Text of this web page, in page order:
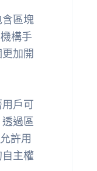
區塊
構手
加開
戶可
過區
許用
主權